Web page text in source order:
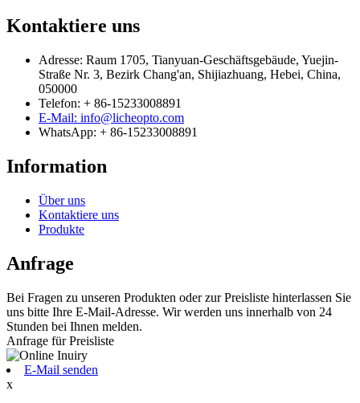
Kontaktiere uns
Adresse: Raum 1705, Tianyuan-Geschäftsgebäude, Yuejin-
Straße Nr. 3, Bezirk Chang'an, Shijiazhuang, Hebei, China,
050000
Telefon: + 86-15233008891
E-Mail: info@licheopto.com
WhatsApp: + 86-15233008891
Information
Über uns
Kontaktiere uns
Produkte
Anfrage
Bei Fragen zu unseren Produkten oder zur Preisliste hinterlassen Sie
uns bitte Ihre E-Mail-Adresse. Wir werden uns innerhalb von 24
Stunden bei Ihnen melden.
Anfrage für Preisliste
E-Mail senden
x